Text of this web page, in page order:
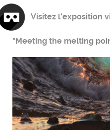
Visitez l'exposition
"Meeting the melting